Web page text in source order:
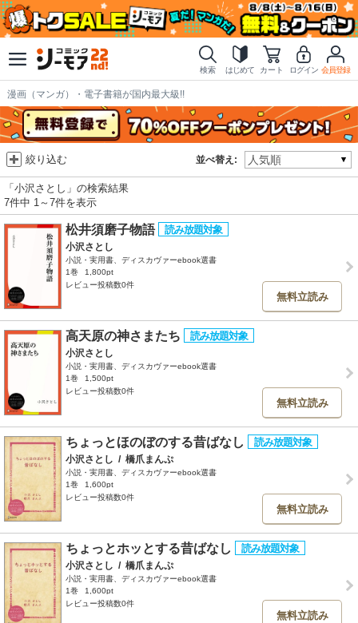
検索 はじめて カート ログイン 会員登録
漫画（マンガ）・電子書籍が国内最大級!!
並べ替え:
絞り込む
「小沢さとし」の検索結果
7件中 1～7件を表示
松井須磨子物語
小沢さとし
小説・実用書、ディスカヴァーebook選書
1巻
1,800pt
レビュー投稿数0件
無料立読み
高天原の神さまたち
小沢さとし
小説・実用書、ディスカヴァーebook選書
1巻
1,500pt
レビュー投稿数0件
無料立読み
ちょっとほのぼのする昔ばなし
小沢さとし / 橋爪まんぷ
小説・実用書、ディスカヴァーebook選書
1巻
1,600pt
レビュー投稿数0件
無料立読み
ちょっとホッとする昔ばなし
小沢さとし / 橋爪まんぷ
小説・実用書、ディスカヴァーebook選書
1巻
1,600pt
レビュー投稿数0件
無料立読み